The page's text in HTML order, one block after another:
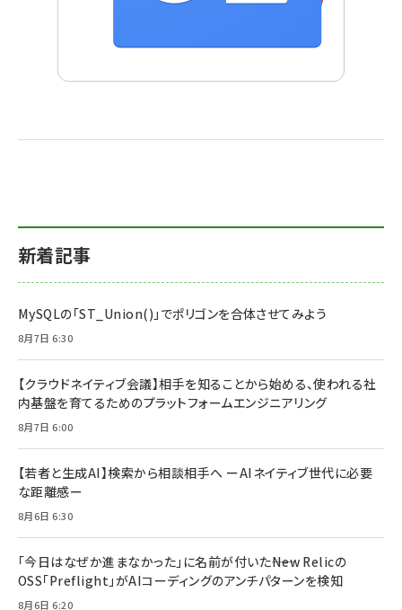
新着記事
MySQLの「ST_Union()」でポリゴンを合体させてみよう
8月7日 6:30
【クラウドネイティブ会議】相手を知ることから始める、使われる社
内基盤を育てるためのプラットフォームエンジニアリング
8月7日 6:00
【若者と生成AI】検索から相談相手へ ーAIネイティブ世代に必要
な距離感ー
8月6日 6:30
「今日はなぜか進まなかった」に名前が付いた――New Relicの
OSS「Preflight」がAIコーディングのアンチパターンを検知
8月6日 6:20